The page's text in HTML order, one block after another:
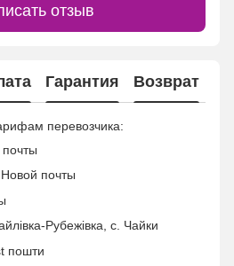
отзыв
Гарантия Возврат
перевозчика:
почты
Рубежівка, с. Чайки
пошти